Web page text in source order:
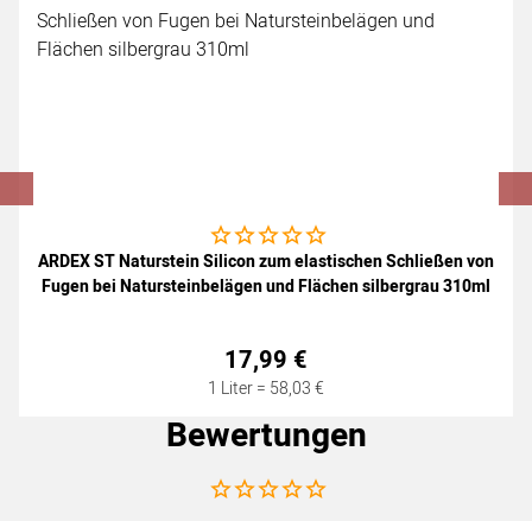
Noch keine Bewertungen abgegeben
ARDEX ST Naturstein Silicon zum elastischen Schließen von
Fugen bei Natursteinbelägen und Flächen silbergrau 310ml
17,99 €
1 Liter = 58,03€
Bewertungen
Noch keine Bewertungen abgegeben